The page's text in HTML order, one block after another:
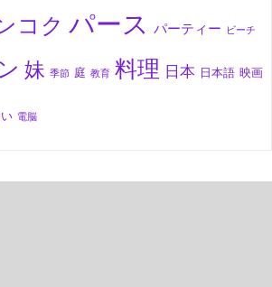
コク パース パーティー ビーチ
妹 季節 庭 教育 料理 日本 日本語 映画
電脳